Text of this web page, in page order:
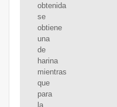
obtenida
se
obtiene
una
de
harina
mientras
que
para
la